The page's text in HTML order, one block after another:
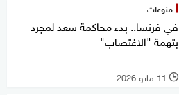
منوعات
في فرنسا.. بدء محاكمة سعد لمجرد
بتهمة "الاغتصاب"
l 11 مايو 2026